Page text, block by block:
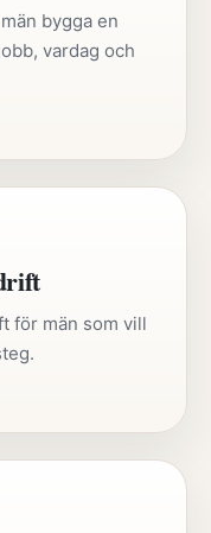
bygga en
vardag och
för män som vill